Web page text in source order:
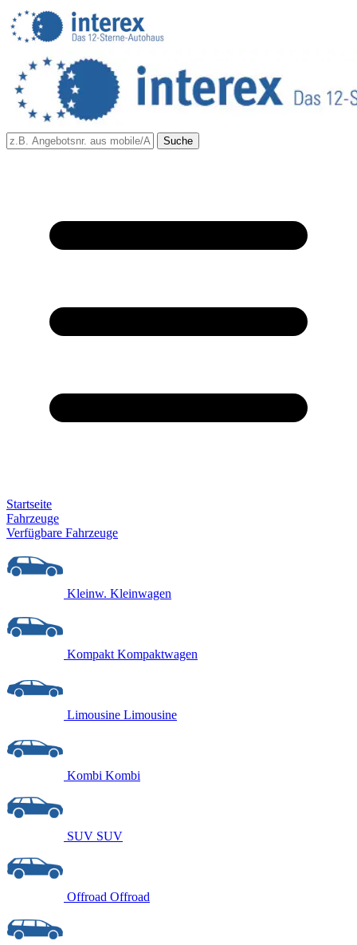
Suche
Startseite
Fahrzeuge
Verfügbare Fahrzeuge
Kleinw. Kleinwagen
Kompakt Kompaktwagen
Limousine Limousine
Kombi Kombi
SUV SUV
Offroad Offroad